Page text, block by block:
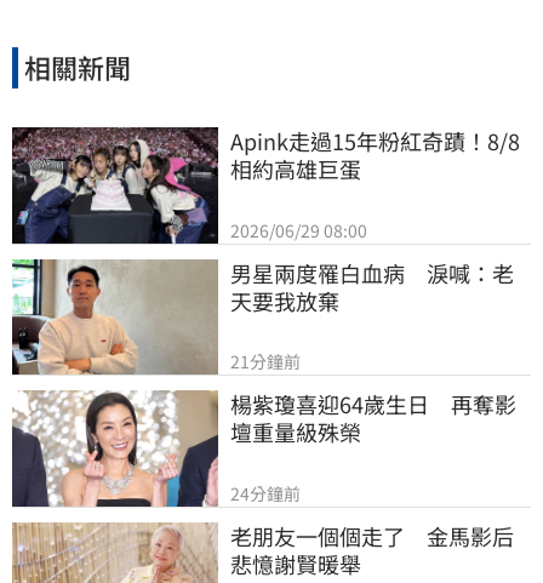
相關新聞
Apink走過15年粉紅奇蹟！8/8
相約高雄巨蛋
2026/06/29 08:00
男星兩度罹白血病　淚喊：老
天要我放棄
21分鐘前
楊紫瓊喜迎64歲生日　再奪影
壇重量級殊榮
24分鐘前
老朋友一個個走了　金馬影后
悲憶謝賢暖舉